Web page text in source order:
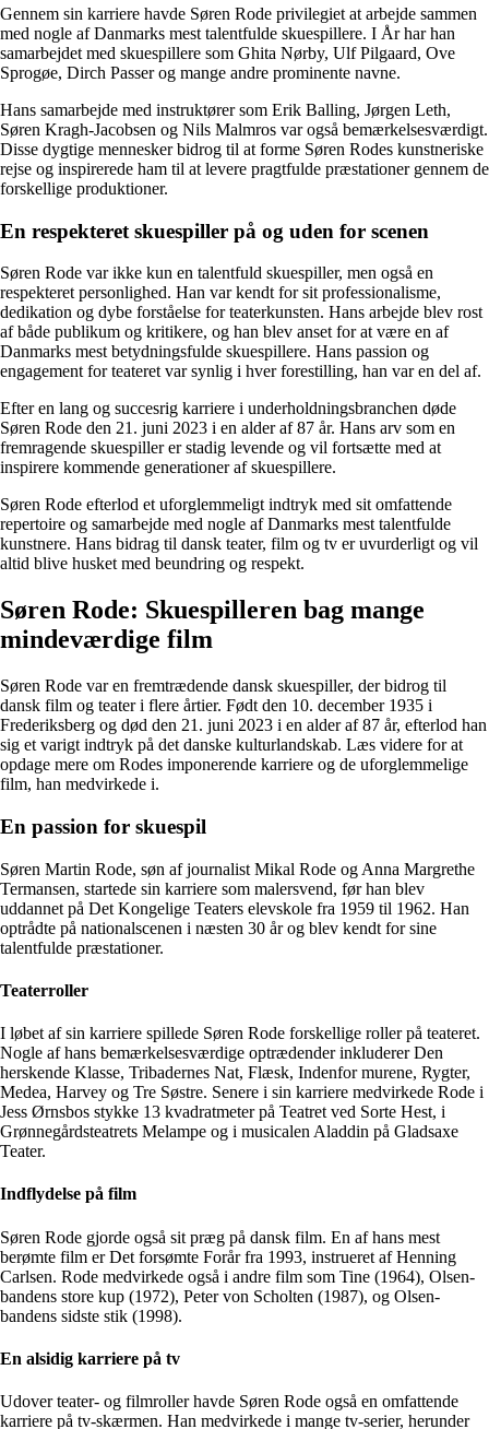
Gennem sin karriere havde Søren Rode privilegiet at arbejde sammen
med nogle af Danmarks mest talentfulde skuespillere. I År har han
samarbejdet med skuespillere som Ghita Nørby, Ulf Pilgaard, Ove
Sprogøe, Dirch Passer og mange andre prominente navne.
Hans samarbejde med instruktører som Erik Balling, Jørgen Leth,
Søren Kragh-Jacobsen og Nils Malmros var også bemærkelsesværdigt.
Disse dygtige mennesker bidrog til at forme Søren Rodes kunstneriske
rejse og inspirerede ham til at levere pragtfulde præstationer gennem de
forskellige produktioner.
En respekteret skuespiller på og uden for scenen
Søren Rode var ikke kun en talentfuld skuespiller, men også en
respekteret personlighed. Han var kendt for sit professionalisme,
dedikation og dybe forståelse for teaterkunsten. Hans arbejde blev rost
af både publikum og kritikere, og han blev anset for at være en af
Danmarks mest betydningsfulde skuespillere. Hans passion og
engagement for teateret var synlig i hver forestilling, han var en del af.
Efter en lang og succesrig karriere i underholdningsbranchen døde
Søren Rode den 21. juni 2023 i en alder af 87 år. Hans arv som en
fremragende skuespiller er stadig levende og vil fortsætte med at
inspirere kommende generationer af skuespillere.
Søren Rode efterlod et uforglemmeligt indtryk med sit omfattende
repertoire og samarbejde med nogle af Danmarks mest talentfulde
kunstnere. Hans bidrag til dansk teater, film og tv er uvurderligt og vil
altid blive husket med beundring og respekt.
Søren Rode: Skuespilleren bag mange
mindeværdige film
Søren Rode var en fremtrædende dansk skuespiller, der bidrog til
dansk film og teater i flere årtier. Født den 10. december 1935 i
Frederiksberg og død den 21. juni 2023 i en alder af 87 år, efterlod han
sig et varigt indtryk på det danske kulturlandskab. Læs videre for at
opdage mere om Rodes imponerende karriere og de uforglemmelige
film, han medvirkede i.
En passion for skuespil
Søren Martin Rode, søn af journalist Mikal Rode og Anna Margrethe
Termansen, startede sin karriere som malersvend, før han blev
uddannet på Det Kongelige Teaters elevskole fra 1959 til 1962. Han
optrådte på nationalscenen i næsten 30 år og blev kendt for sine
talentfulde præstationer.
Teaterroller
I løbet af sin karriere spillede Søren Rode forskellige roller på teateret.
Nogle af hans bemærkelsesværdige optrædender inkluderer Den
herskende Klasse, Tribadernes Nat, Flæsk, Indenfor murene, Rygter,
Medea, Harvey og Tre Søstre. Senere i sin karriere medvirkede Rode i
Jess Ørnsbos stykke 13 kvadratmeter på Teatret ved Sorte Hest, i
Grønnegårdsteatrets Melampe og i musicalen Aladdin på Gladsaxe
Teater.
Indflydelse på film
Søren Rode gjorde også sit præg på dansk film. En af hans mest
berømte film er Det forsømte Forår fra 1993, instrueret af Henning
Carlsen. Rode medvirkede også i andre film som Tine (1964), Olsen-
bandens store kup (1972), Peter von Scholten (1987), og Olsen-
bandens sidste stik (1998).
En alsidig karriere på tv
Udover teater- og filmroller havde Søren Rode også en omfattende
karriere på tv-skærmen. Han medvirkede i mange tv-serier, herunder